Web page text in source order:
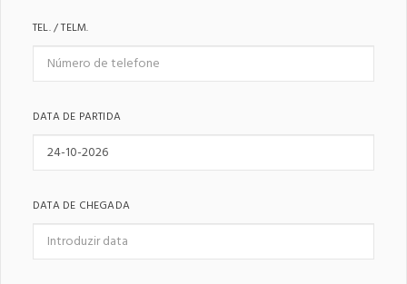
TEL. / TELM.
DATA DE PARTIDA
DATA DE CHEGADA